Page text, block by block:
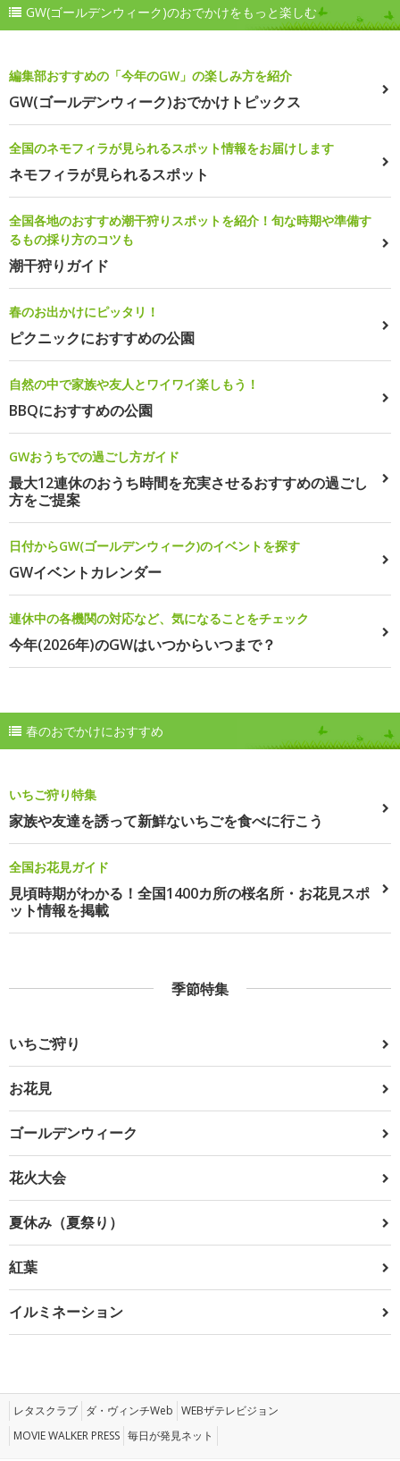
GW(ゴールデンウィーク)のおでかけをもっと楽しむ
編集部おすすめの「今年のGW」の楽しみ方を紹介
GW(ゴールデンウィーク)おでかけトピックス
全国のネモフィラが見られるスポット情報をお届けします
ネモフィラが見られるスポット
全国各地のおすすめ潮干狩りスポットを紹介！旬な時期や準備す
るもの採り方のコツも
潮干狩りガイド
春のお出かけにピッタリ！
ピクニックにおすすめの公園
自然の中で家族や友人とワイワイ楽しもう！
BBQにおすすめの公園
GWおうちでの過ごし方ガイド
最大12連休のおうち時間を充実させるおすすめの過ごし
方をご提案
日付からGW(ゴールデンウィーク)のイベントを探す
GWイベントカレンダー
連休中の各機関の対応など、気になることをチェック
今年(2026年)のGWはいつからいつまで？
春のおでかけにおすすめ
いちご狩り特集
家族や友達を誘って新鮮ないちごを食べに行こう
全国お花見ガイド
見頃時期がわかる！全国1400カ所の桜名所・お花見スポ
ット情報を掲載
季節特集
いちご狩り
お花見
ゴールデンウィーク
花火大会
夏休み（夏祭り）
紅葉
イルミネーション
レタスクラブ ダ・ヴィンチWeb WEBザテレビジョン
MOVIE WALKER PRESS 毎日が発見ネット